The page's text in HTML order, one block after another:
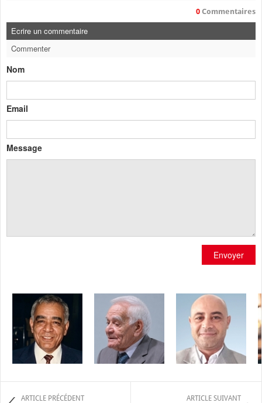
0 Commentaires
Ecrire un commentaire
Commenter
Nom
Email
Message
Envoyer
ARTICLE PRÉCÉDENT ARTICLE SUIVANT